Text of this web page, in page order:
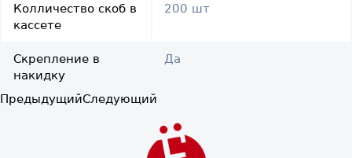
Колличество cкоб в
кассете
200 шт
Скрепление в
накидку
Да
ПредыдущийСледующий